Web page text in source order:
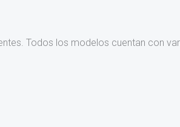
Todos los modelos cuentan con